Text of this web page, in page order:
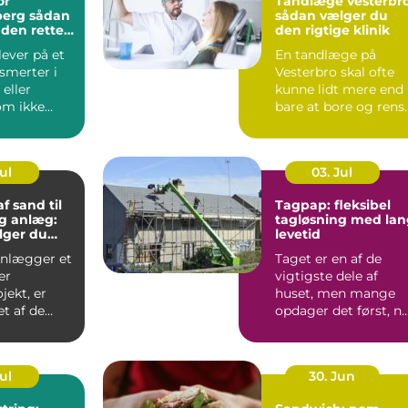
rette
på et
i
eller
ikke
sådan vælger du
den rigtige klinik
En tandlæge på
Vesterbro skal ofte
kunne lidt mere end
bare at bore og
ønsker ko...
sand til
anlæg:
du
et
er
af de
03. Jul
Tagpap: fleksibel
tagløsning med
levetid
Taget er en af de
vigtigste dele af
huset, men mange
opdager det først,
30. Jun